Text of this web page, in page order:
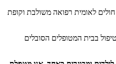
לאומית רפואה משולבת וקופת
בבית המטופלים הסובלים